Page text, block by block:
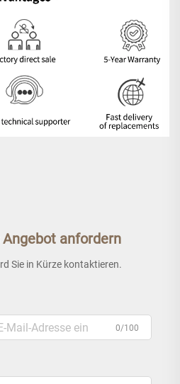
anfordern
Sie in Kürze kontaktieren.
0/100